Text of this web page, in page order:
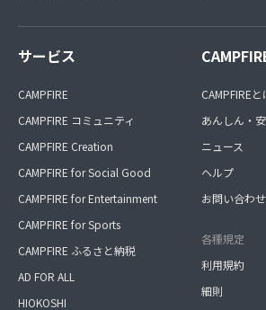
サービス
CAMPFIRE
CAMPFIRE コミュニティ
CAMPFIRE Creation
CAMPFIRE for Social Good
CAMPFIRE for Entertainment
CAMPFIRE for Sports
CAMPFIRE ふるさと納税
AD FOR ALL
HIOKOSHI
CAMPFIREと
あんしん・
ニュース
ヘルプ
お問い合わせ
各種規定
利用規約
細則